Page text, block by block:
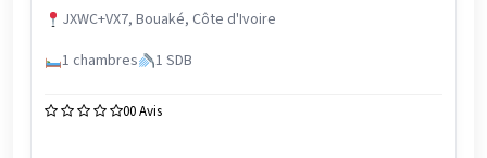
JXWC+VX7, Bouaké, Côte d'Ivoire
1 chambres
1 SDB
00 Avis